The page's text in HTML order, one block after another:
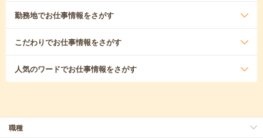
勤務地でお仕事情報をさがす
こだわりでお仕事情報をさがす
人気のワードでお仕事情報をさがす
職種